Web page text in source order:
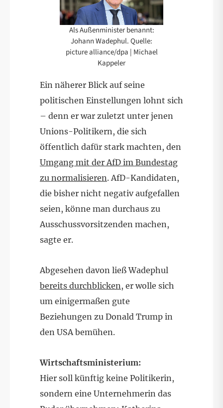
Als Außenminister benannt:
Johann Wadephul. Quelle:
picture alliance/dpa | Michael
Kappeler
Ein näherer Blick auf seine
politischen Einstellungen lohnt sich
– denn er war zuletzt unter jenen
Unions-Politikern, die sich
öffentlich dafür stark machten, den
Umgang mit der AfD im Bundestag
zu normalisieren. AfD-Kandidaten,
die bisher nicht negativ aufgefallen
seien, könne man durchaus zu
Ausschussvorsitzenden machen,
sagte er.
Abgesehen davon ließ Wadephul
bereits durchblicken , er wolle sich
um einigermaßen gute
Beziehungen zu Donald Trump in
den USA bemühen.
Wirtschaftsministerium:
Hier soll künftig keine Politikerin,
sondern eine Unternehmerin das